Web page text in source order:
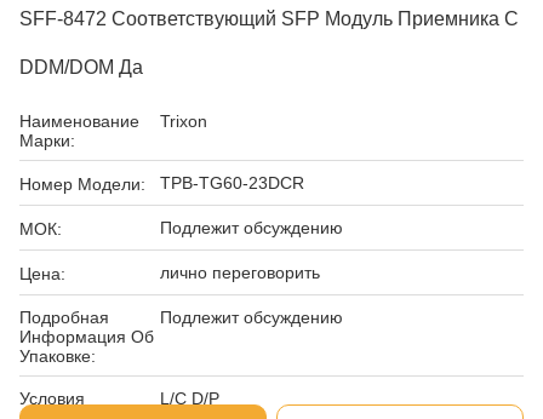
SFF-8472 Соответствующий SFP Модуль Приемника С
DDM/DOM Да
Наименование
Марки:
Trixon
Номер Модели: TPB-TG60-23DCR
МОК: Подлежит обсуждению
Цена: лично переговорить
Подробная
Информация Об
Упаковке:
Подлежит обсуждению
Условия
L/C D/P